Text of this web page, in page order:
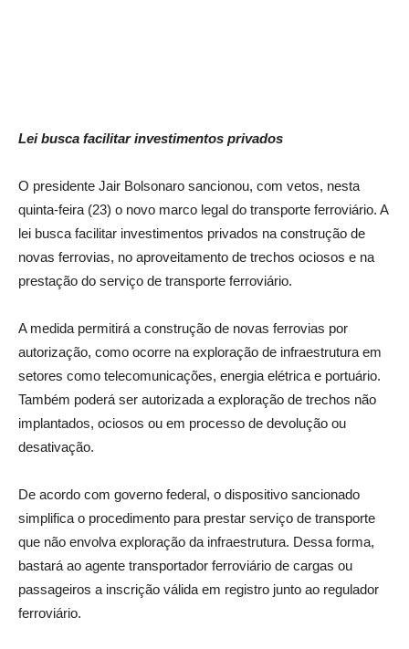
Lei busca facilitar investimentos privados
O presidente Jair Bolsonaro sancionou, com vetos, nesta
quinta-feira (23) o novo marco legal do transporte ferroviário. A
lei busca facilitar investimentos privados na construção de
novas ferrovias, no aproveitamento de trechos ociosos e na
prestação do serviço de transporte ferroviário.
A medida permitirá a construção de novas ferrovias por
autorização, como ocorre na exploração de infraestrutura em
setores como telecomunicações, energia elétrica e portuário.
Também poderá ser autorizada a exploração de trechos não
implantados, ociosos ou em processo de devolução ou
desativação.
De acordo com governo federal, o dispositivo sancionado
simplifica o procedimento para prestar serviço de transporte
que não envolva exploração da infraestrutura. Dessa forma,
bastará ao agente transportador ferroviário de cargas ou
passageiros a inscrição válida em registro junto ao regulador
ferroviário.